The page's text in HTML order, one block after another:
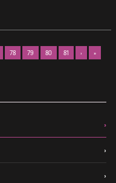
78 79 80 81 › »
›
›
›